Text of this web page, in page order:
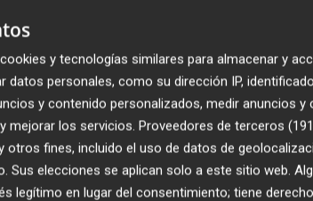
de las fórmulas producidas.
las prioridades estratégicas de la
de una nueva etapa en la
los procesos de depuración y
agua tratada antes de su devolución al
en la gestión de recursos.
y tecnologías similares para almacenar y
personales, como su dirección IP,
y contenido personalizados, medir anuncios y
mejorar los servicios. Proveedores de terceros
fines, incluido el uso de datos de
Sus elecciones se aplican solo a este sitio web.
legítimo en lugar del consentimiento; tiene